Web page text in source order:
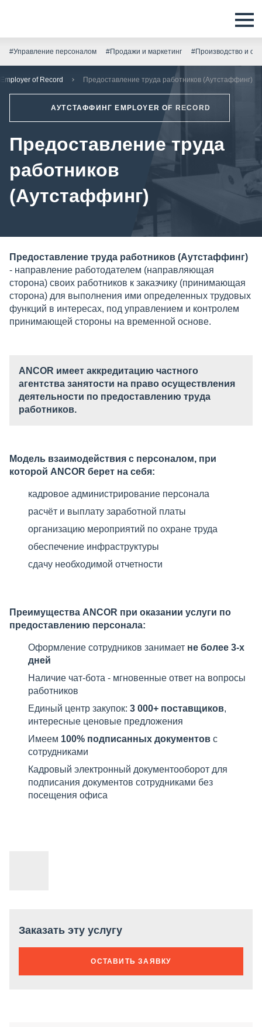
#Управление персоналом #Продажи и маркетинг #Производство и
of Record Предоставление труда работников (Аутстаффинг)
АУТСТАФФИНГ EMPLOYER OF RECORD
Предоставление труда
работников
(Аутстаффинг)
Предоставление труда работников (Аутстаффинг)
- направление работодателем (направляющая
сторона) своих работников к заказчику (принимающая
сторона) для выполнения ими определенных трудовых
функций в интересах, под управлением и контролем
принимающей стороны на временной основе.
ANCOR имеет аккредитацию частного
агентства занятости на право осуществления
деятельности по предоставлению труда
работников.
Модель взаимодействия с персоналом, при
которой ANCOR берет на себя:
кадровое администрирование персонала
расчёт и выплату заработной платы
организацию мероприятий по охране труда
обеспечение инфраструктуры
сдачу необходимой отчетности
Преимущества ANCOR при оказании услуги по
предоставлению персонала:
Оформление сотрудников занимает не более 3-х
дней
Наличие чат-бота - мгновенные ответ на вопросы
работников
Единый центр закупок: 3 000+ поставщиков,
интересные ценовые предложения
Имеем 100% подписанных документов с
сотрудниками
Кадровый электронный документооборот для
подписания документов сотрудниками без
посещения офиса
Заказать эту услугу
ОСТАВИТЬ ЗАЯВКУ